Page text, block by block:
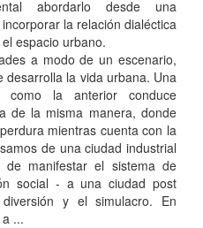
abordarlo desde una
la relación dialéctica
espacio urbano.
a modo de un escenario,
la vida urbana. Una
como la anterior conduce
de la misma manera, donde
mientras cuenta con la
de una ciudad industrial
manifestar el sistema de
social - a una ciudad post
y el simulacro. En
...